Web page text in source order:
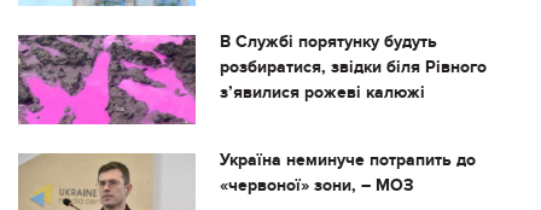
В Службі порятунку будуть
розбиратися, звідки біля Рівного
з’явилися рожеві калюжі
Україна неминуче потрапить до
«червоної» зони, – МОЗ